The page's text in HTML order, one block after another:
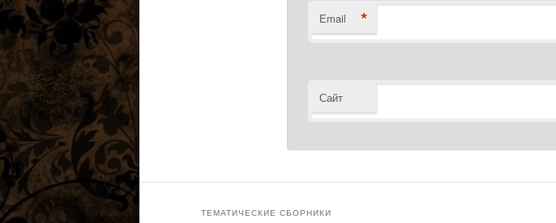
Email *
Сайт
ТЕМАТИЧЕСКИЕ СБОРНИКИ